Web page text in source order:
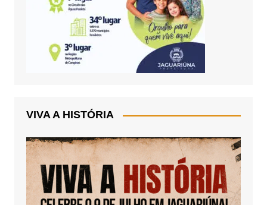
VIVA A HISTÓRIA